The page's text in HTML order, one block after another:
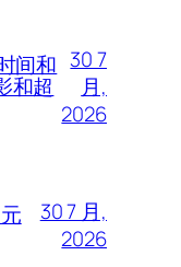
间和
和超
30 7
月,
2026
30 7 月,
2026